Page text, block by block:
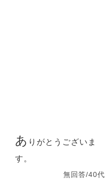
あ りがとうございま
す。
無回答/40代